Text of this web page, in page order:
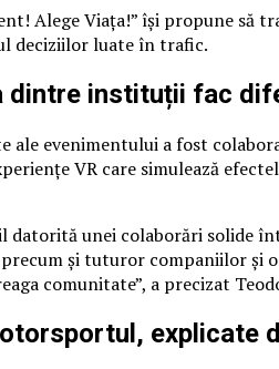
Alege Viața!” își propune
deciziilor luate în trafic.
dintre instituții fac
ale evenimentului a fost
VR care simulează
datorită unei colaborări
și tuturor companiilor
comunitate”, a precizat
explicate